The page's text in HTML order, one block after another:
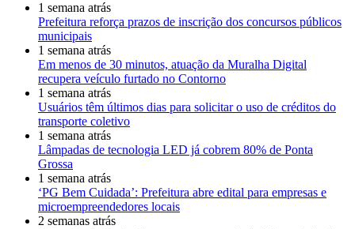
1 semana atrás
Prefeitura reforça prazos de inscrição dos concursos públicos
municipais
1 semana atrás
Em menos de 30 minutos, atuação da Muralha Digital
recupera veículo furtado no Contorno
1 semana atrás
Usuários têm últimos dias para solicitar o uso de créditos do
transporte coletivo
1 semana atrás
Lâmpadas de tecnologia LED já cobrem 80% de Ponta
Grossa
1 semana atrás
‘PG Bem Cuidada’: Prefeitura abre edital para empresas e
microempreendedores locais
2 semanas atrás